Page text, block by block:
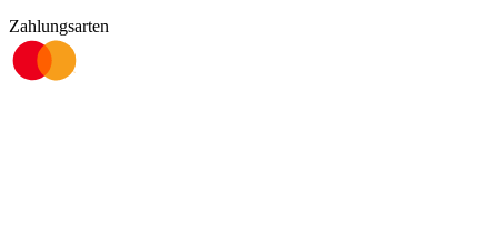
Zahlungsarten